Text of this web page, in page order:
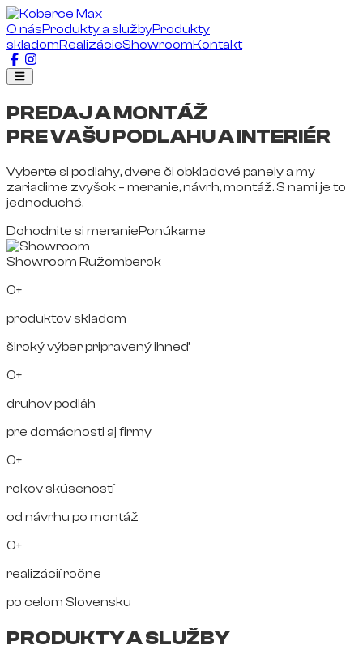
O násProdukty a službyProdukty
skladomRealizácieShowroomKontakt
PREDAJ A MONTÁŽ
PRE VAŠU PODLAHU A INTERIÉR
Vyberte si podlahy, dvere či obkladové panely a my
zariadime zvyšok – meranie, návrh, montáž. S nami je to
jednoduché.
Dohodnite si meraniePonúkame
Showroom Ružomberok
0+
produktov skladom
široký výber pripravený ihneď
0+
druhov podláh
pre domácnosti aj firmy
0+
rokov skúseností
od návrhu po montáž
0+
realizácií ročne
po celom Slovensku
PRODUKTY A SLUŽBY